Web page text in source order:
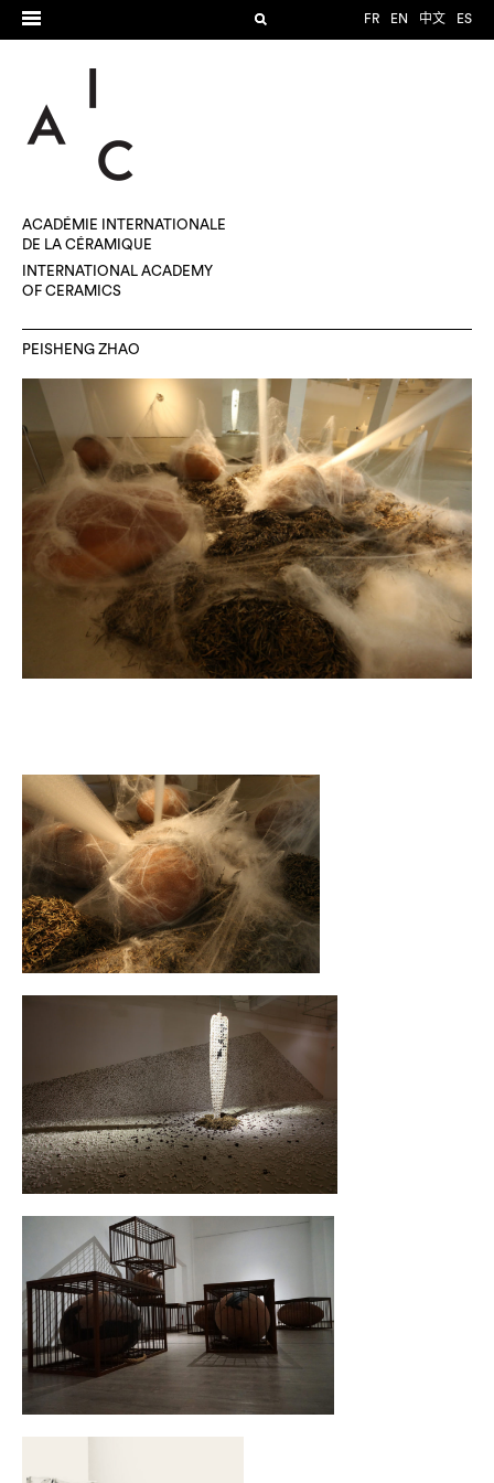
FR EN 中文 ES
ACADÉMIE INTERNATIONALE
DE LA CÉRAMIQUE
INTERNATIONAL ACADEMY
OF CERAMICS
PEISHENG ZHAO